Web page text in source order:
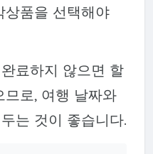
상품을 선택해야
료하지 않으면 할
로, 여행 날짜와
는 것이 좋습니다.